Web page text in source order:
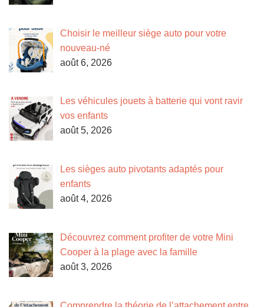
Choisir le meilleur siège auto pour votre
nouveau-né
août 6, 2026
Les véhicules jouets à batterie qui vont ravir
vos enfants
août 5, 2026
Les sièges auto pivotants adaptés pour
enfants
août 4, 2026
Découvrez comment profiter de votre Mini
Cooper à la plage avec la famille
août 3, 2026